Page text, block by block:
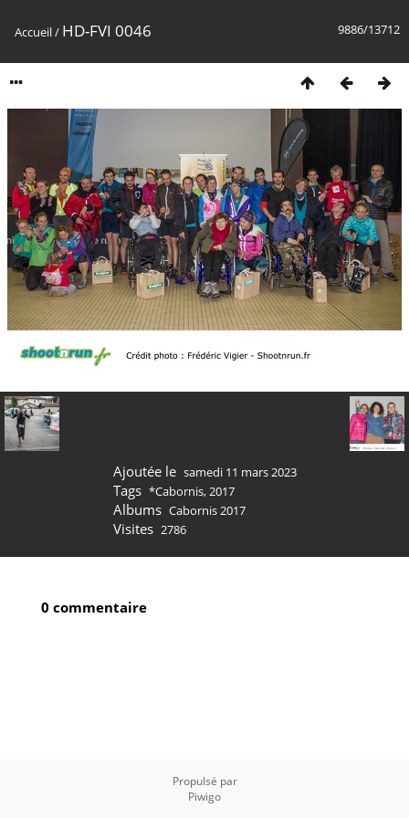
9886/13712
Accueil/ HD-FVI 0046
Ajoutée le samedi 11 mars 2023
Tags *Cabornis,2017
Albums Cabornis 2017
Visites 2786
0 commentaire
Propulsé par
Piwigo